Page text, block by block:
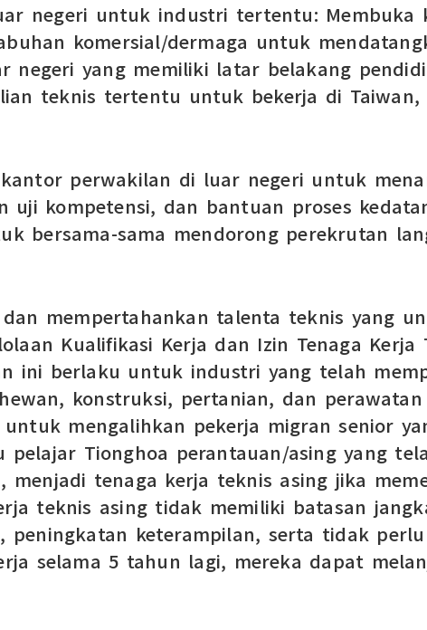
negeri untuk industri tertentu: Membuka
komersial/dermaga untuk
negeri yang memiliki latar belakang
teknis tertentu untuk bekerja di Taiwan,
perwakilan di luar negeri untuk
kompetensi, dan bantuan proses
bersama-sama mendorong perekrutan
mempertahankan talenta teknis yang
Kualifikasi Kerja dan Izin Tenaga Kerja
ini berlaku untuk industri yang telah
konstruksi, pertanian, dan perawatan
mengalihkan pekerja migran senior
Tionghoa perantauan/asing yang
menjadi tenaga kerja teknis asing jika
teknis asing tidak memiliki batasan
peningkatan keterampilan, serta tidak
selama 5 tahun lagi, mereka dapat